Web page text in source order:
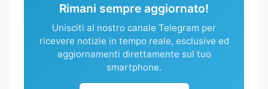
Rimani sempre aggiornato!
Unisciti al nostro canale Telegram per
ricevere notizie in tempo reale, esclusive ed
aggiornamenti direttamente sul tuo
smartphone.